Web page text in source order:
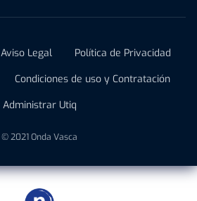
Aviso Legal
Política de Privacidad
Condiciones de uso y Contratación
Administrar Utiq
© 2021 Onda Vasca